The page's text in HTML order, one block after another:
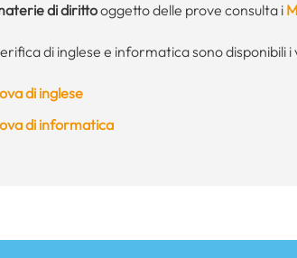
di dirittooggetto delle prove consulta i
di inglese e informatica sono disponibili i
di inglese
di informatica